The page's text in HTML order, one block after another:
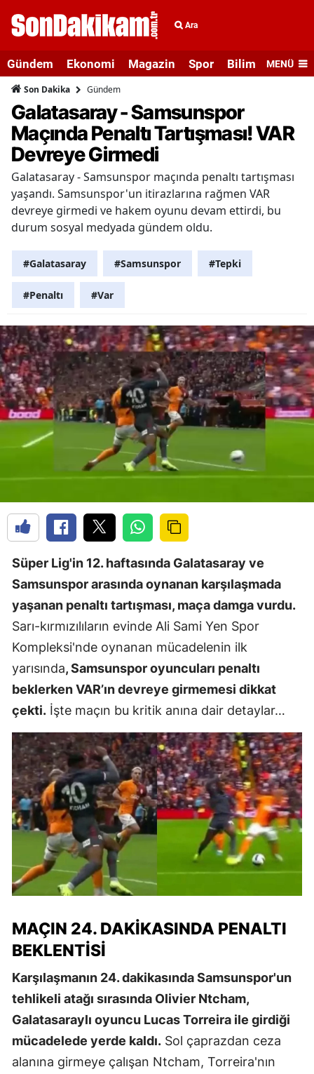
Ara
Gündem Ekonomi Magazin Spor Bilim veMENÜ
Son Dakika Gündem
Galatasaray - Samsunspor
Maçında Penaltı Tartışması! VAR
Devreye Girmedi
Galatasaray - Samsunspor maçında penaltı tartışması
yaşandı. Samsunspor'un itirazlarına rağmen VAR
devreye girmedi ve hakem oyunu devam ettirdi, bu
durum sosyal medyada gündem oldu.
#Galatasaray #Samsunspor #Tepki
#Penaltı #Var
Süper Lig'in 12. haftasında Galatasaray ve
Samsunspor arasında oynanan karşılaşmada
yaşanan penaltı tartışması, maça damga vurdu.
Sarı-kırmızılıların evinde Ali Sami Yen Spor
Kompleksi'nde oynanan mücadelenin ilk
yarısında, Samsunspor oyuncuları penaltı
beklerken VAR’ın devreye girmemesi dikkat
çekti. İşte maçın bu kritik anına dair detaylar…
MAÇIN 24. DAKIKASINDA PENALTI
BEKLENTISI
Karşılaşmanın 24. dakikasında Samsunspor'un
tehlikeli atağı sırasında Olivier Ntcham,
Galatasaraylı oyuncu Lucas Torreira ile girdiği
mücadelede yerde kaldı. Sol çaprazdan ceza
alanına girmeye çalışan Ntcham, Torreira'nın